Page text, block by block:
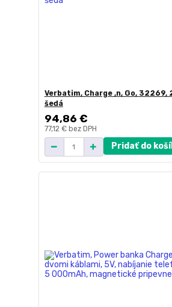
Verbatim, Charge ,n, Go, 32269,
šedá
94,86 €
77,12 € bez DPH
Pridať do